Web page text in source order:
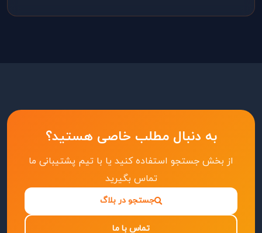
به دنبال مطلب خاصی هستید؟
از بخش جستجو استفاده کنید یا با تیم پشتیبانی ما
تماس بگیرید
جستجو در بلاگ
تماس با ما